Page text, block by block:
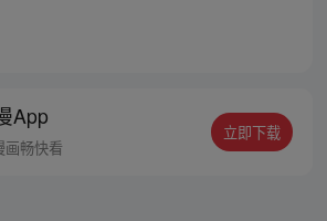
App
画畅快看
立即下载